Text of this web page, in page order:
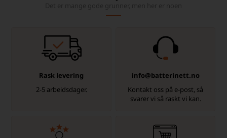
Rask levering
2-5 arbeidsdager.
info@batterinett.no
Kontakt oss på e-post, så
svarer vi så raskt vi kan.